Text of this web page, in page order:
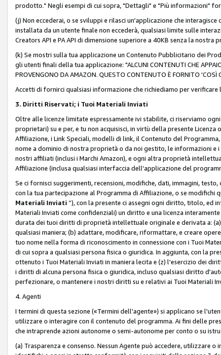
prodotto." Negli esempi di cui sopra, "Dettagli" e "Più informazioni"
(j) Non eccederai, o se sviluppi e rilasci un'applicazione che interagisce
installata da un utente finale non eccederà, qualsiasi limite sulle
Creators API e PA API di dimensione superiore a 40KB senza la nostra
(k) Se mostri sulla tua applicazione un Contenuto Pubblicitario dei
gli utenti finali della tua applicazione: "ALCUNI CONTENUTI CHE
PROVENGONO DA AMAZON. QUESTO CONTENUTO È FORNITO
Accetti di fornirci qualsiasi informazione che richiediamo per
3. Diritti Riservati; i Tuoi Materiali Inviati
Oltre alle licenze limitate espressamente ivi stabilite, ci riserviamo
proprietari) su e per, e tu non acquisisci, in virtù della presente
Affiliazione, i Link Speciali, modelli di link, il Contenuto del
nome a dominio di nostra proprietà o da noi gestito, le informazioni e
nostri affiliati (inclusi i Marchi Amazon), e ogni altra proprietà
Affiliazione (inclusa qualsiasi interfaccia dell'applicazione del
Se ci fornisci suggerimenti, recensioni, modifiche, dati, immagini,
con la tua partecipazione al Programma di Affiliazione, o se modifichi
Materiali Inviati ”), con la presente ci assegni ogni diritto, titolo, ed
Materiali Inviati come confidenziali) un diritto e una licenza
durata dei tuoi diritti di proprietà intellettuale originale e derivata a:
qualsiasi maniera; (b) adattare, modificare, riformattare, e creare
tuo nome nella forma di riconoscimento in connessione con i Tuoi
di cui sopra a qualsiasi persona fisica o giuridica. In aggiunta, con la
ottenuto i Tuoi Materiali Inviati in maniera lecita e (z) l'esercizio dei
i diritti di alcuna persona fisica o giuridica, incluso qualsiasi diritto
perfezionare, o mantenere i nostri diritti su e relativi ai Tuoi Materiali
4. Agenti
I termini di questa sezione («Termini dell'agente») si applicano se
utilizzare o interagire con il contenuto del programma. Ai fini delle
che intraprende azioni autonome o semi-autonome per conto o su
(a) Trasparenza e consenso. Nessun Agente può accedere, utilizzare